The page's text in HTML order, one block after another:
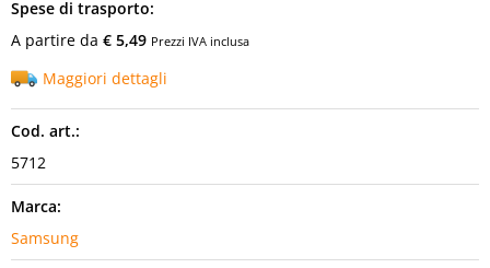
Spese di trasporto:
A partire da € 5,49 Prezzi IVA inclusa
Maggiori dettagli
Cod. art.:
5712
Marca:
Samsung